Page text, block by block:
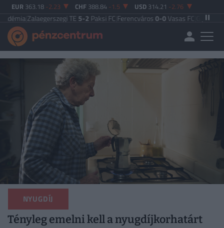
EUR 363.18 -2.23 CHF 388.84 -1.5 USD 314.21 -2.76
|Zalaegerszegi TE5-2Paksi FC|Ferencváros0-0Vasas FC|Győri ETO FC
NYUGDÍJ
Tényleg emelni kell a nyugdíjkorhatárt